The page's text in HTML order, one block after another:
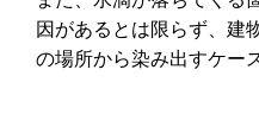
因があるとは限らず、建
の場所から染み出すケー